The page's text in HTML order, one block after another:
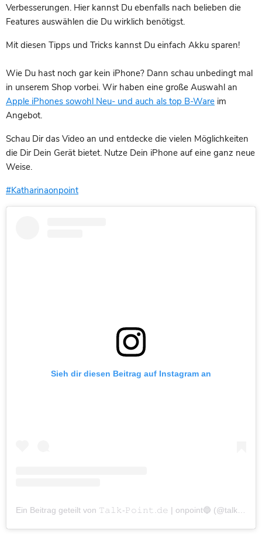
Verbesserungen. Hier kannst Du ebenfalls nach belieben die
Features auswählen die Du wirklich benötigst.
Mit diesen Tipps und Tricks kannst Du einfach Akku sparen!
Wie Du hast noch gar kein iPhone? Dann schau unbedingt mal
in unserem Shop vorbei. Wir haben eine große Auswahl an
Apple iPhones sowohl Neu- und auch als top B-Ware im
Angebot.
Schau Dir das Video an und entdecke die vielen Möglichkeiten
die Dir Dein Gerät bietet. Nutze Dein iPhone auf eine ganz neue
Weise.
#Katharinaonpoint
Sieh dir diesen Beitrag auf Instagram an